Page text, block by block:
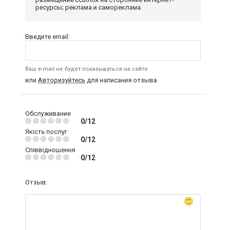
ресурсы; реклама и самореклама.
Введите email:
Ваш e-mail не будет показываться на сайте
или Авторизуйтесь для написания отзыва
Обслуживание
0/12
Якість послуг
0/12
Співвідношення
0/12
Отзыв: